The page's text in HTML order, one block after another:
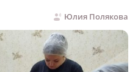
Юлия Полякова